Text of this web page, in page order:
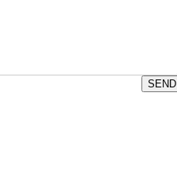
SEND